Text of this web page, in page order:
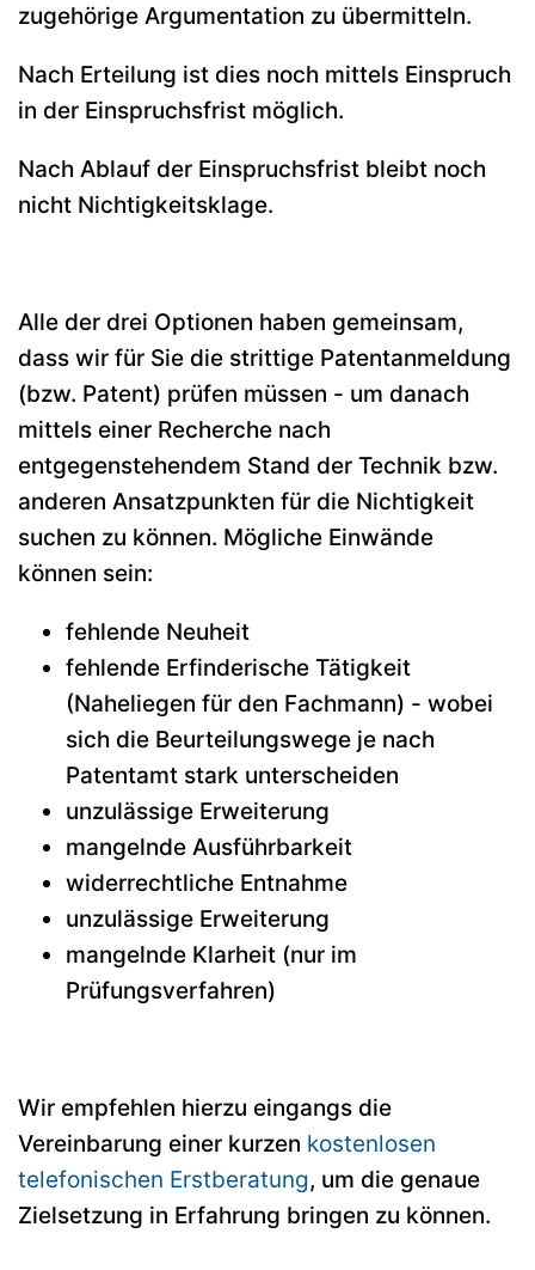
zugehörige Argumentation zu übermitteln.
Nach Erteilung ist dies noch mittels Einspruch
in der Einspruchsfrist möglich.
Nach Ablauf der Einspruchsfrist bleibt noch
nicht Nichtigkeitsklage.
Alle der drei Optionen haben gemeinsam,
dass wir für Sie die strittige Patentanmeldung
(bzw. Patent) prüfen müssen - um danach
mittels einer Recherche nach
entgegenstehendem Stand der Technik bzw.
anderen Ansatzpunkten für die Nichtigkeit
suchen zu können. Mögliche Einwände
können sein:
fehlende Neuheit
fehlende Erfinderische Tätigkeit
(Naheliegen für den Fachmann) - wobei
sich die Beurteilungswege je nach
Patentamt stark unterscheiden
unzulässige Erweiterung
mangelnde Ausführbarkeit
widerrechtliche Entnahme
unzulässige Erweiterung
mangelnde Klarheit (nur im
Prüfungsverfahren)
Wir empfehlen hierzu eingangs die
Vereinbarung einer kurzen kostenlosen
telefonischen Erstberatung, um die genaue
Zielsetzung in Erfahrung bringen zu können.